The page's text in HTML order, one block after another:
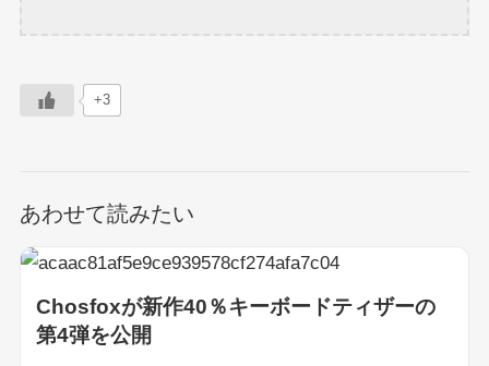
+3
あわせて読みたい
Chosfoxが新作40％キーボードティザーの
第4弾を公開